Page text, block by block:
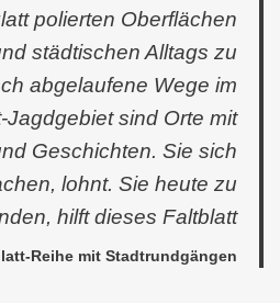
polierten Oberflächen
städtischen Alltags zu
abgelaufene Wege im
Jagdgebiet sind Orte mit
Geschichten. Sie sich
lohnt. Sie heute zu
hilft dieses Faltblatt
Reihe mit Stadtrundgängen